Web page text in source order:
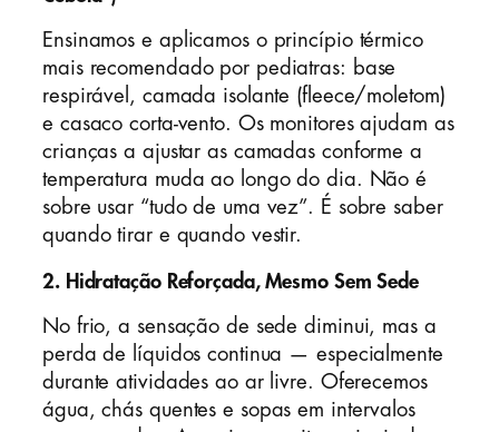
Ensinamos e aplicamos o princípio térmico
mais recomendado por pediatras: base
respirável, camada isolante (fleece/moletom)
e casaco corta-vento. Os monitores ajudam as
crianças a ajustar as camadas conforme a
temperatura muda ao longo do dia. Não é
sobre usar “tudo de uma vez”. É sobre saber
quando tirar e quando vestir.
2. Hidratação Reforçada, Mesmo Sem Sede
No frio, a sensação de sede diminui, mas a
perda de líquidos continua — especialmente
durante atividades ao ar livre. Oferecemos
água, chás quentes e sopas em intervalos